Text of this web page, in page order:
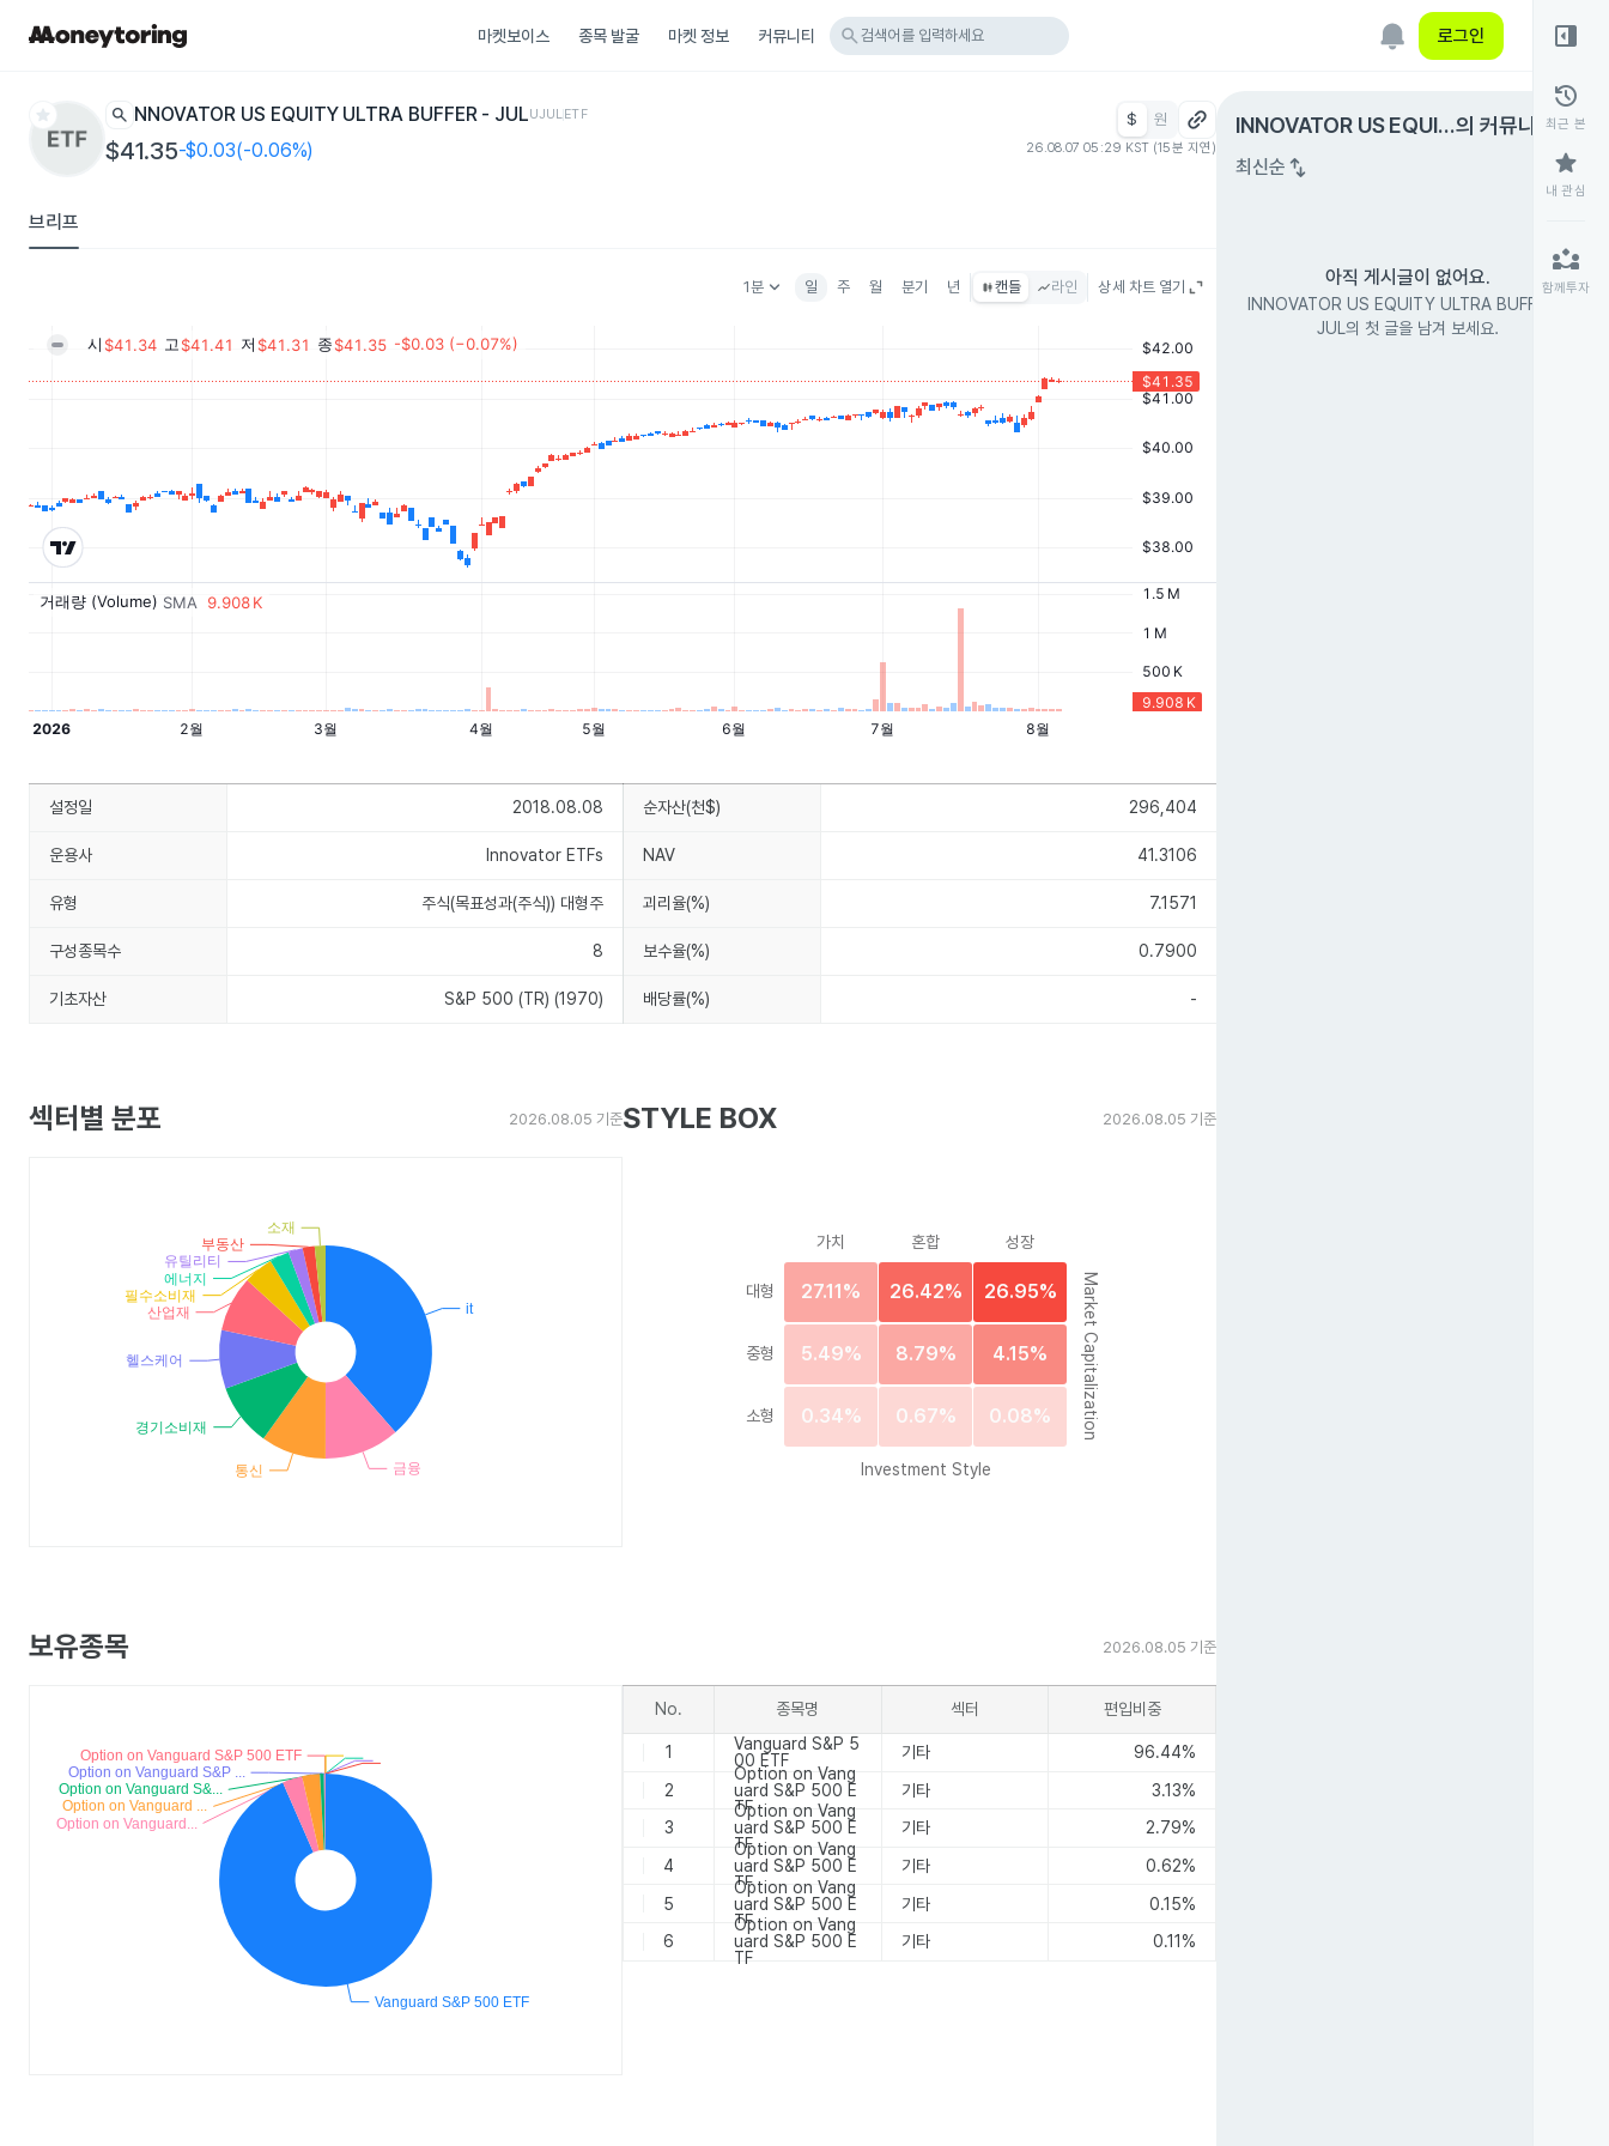
마켓보이스 종목 발굴 마켓 정보 커뮤니티 search 검색어를 입력하세요 로그인
star search INNOVATOR US EQUITY ULTRA BUFFER - JULUJULETF
$41.35-$0.03(-0.06%)
$ 원
26.08.07 05:29 KST (15분 지연)
브리프
1분keyboard_arrow_down 일 주 월 분기 년 캔들 라인 상세 차트 열기
INNOVATOR US EQUIT
Y ULTRA BUFFER - JU
의 커뮤니티expand_circle_right
최신순 swap_vert
아직 게시글이 없어요.
INNOVATOR US EQUITY ULTRA BUFFER -
JUL의 첫 글을 남겨 보세요.
right_panel_open
history
최근 본
star
내 관심
partner_exchange
함께투자